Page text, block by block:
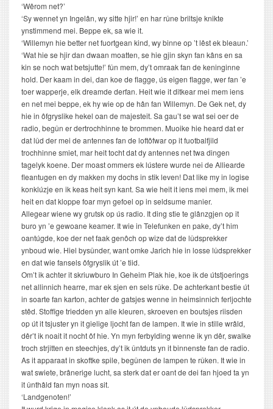
‘Wêrom net?’
‘Sy wennet yn Ingelân, wy sitte hjir!’ en har rûne briltsje knikte
ynstimmend mei. Beppe ek, sa wie it.
‘Willemyn hie better net fuortgean kind, wy binne op ’t lêst ek bleaun.’
‘Wat hie se hjir dan dwaan moatten, se hie gjin skyn fan kâns en sa
kin se noch wat betsjutte!’ fûn mem, dy’t omraak fan de keninginne
hold. Der kaam in dei, dan koe de flagge, ús eigen flagge, wer fan ’e
toer wapperje, elk dreamde derfan. Heit wie it ditkear mei mem iens
en net mei beppe, ek hy wie op de hân fan Willemyn. De Gek net, dy
hie in ôfgryslike hekel oan de majesteit. Sa gau’t se wat sei oer de
radio, begûn er dertrochhinne te brommen. Muoike hie heard dat er
dat lûd der mei de antennes fan de loftôfwar op it fuotbalfjild
trochhinne smiet, mar heit tocht dat dy antennes net twa dingen
tagelyk koene. Der moast ommers ek lústere wurde nei de Alliearde
fleantugen en dy makken my dochs in stik leven! Dat like my in logise
konklúzje en ik keas heit syn kant. Sa wie heit it iens mei mem, ik mei
heit en dat kloppe foar myn gefoel op in seldsume manier.
Allegear wiene wy grutsk op ús radio. It ding stie te glânzgjen op it
buro yn ’e gewoane keamer. It wie in Telefunken en pake, dy’t him
oantúgde, koe der net faak genôch op wize dat de lûdsprekker
ynboud wie. Hiel bysûnder, want omke Jarich hie in losse lûdsprekker
en dat wie fansels ôfgryslik út ’e tiid.
Om’t ik achter it skriuwburo In Geheim Plak hie, koe ik de útstjoerings
net allinnich hearre, mar ek sjen en sels rûke. De achterkant bestie út
in soarte fan karton, achter de gatsjes wenne in heimsinnich ferljochte
stêd. Stoffige triedden yn alle kleuren, skroeven en boutsjes riisden
op út it tsjuster yn it gielige ljocht fan de lampen. It wie in stille wrâld,
dêr’t ik noait it nocht ôf hie. Yn myn ferbylding wenne ik yn dêr, swalke
troch strjitten en steechjes, dy’t ik ûntduts yn it binnenste fan de radio.
As it apparaat in skoftke spile, begûnen de lampen te rûken. It wie in
wat swiete, brânerige lucht, sa sterk dat er oant de dei fan hjoed ta yn
it ûnthâld fan myn noas sit.
‘Landgenoten!’